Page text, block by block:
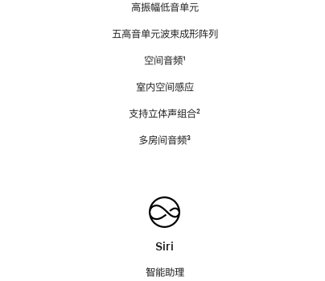
高振幅低音单元
五高音单元波束成形阵列
空间音频脚
¹
室内空间感应
支持立体声组合脚
²
多房间音频脚
³
Siri
智能助理